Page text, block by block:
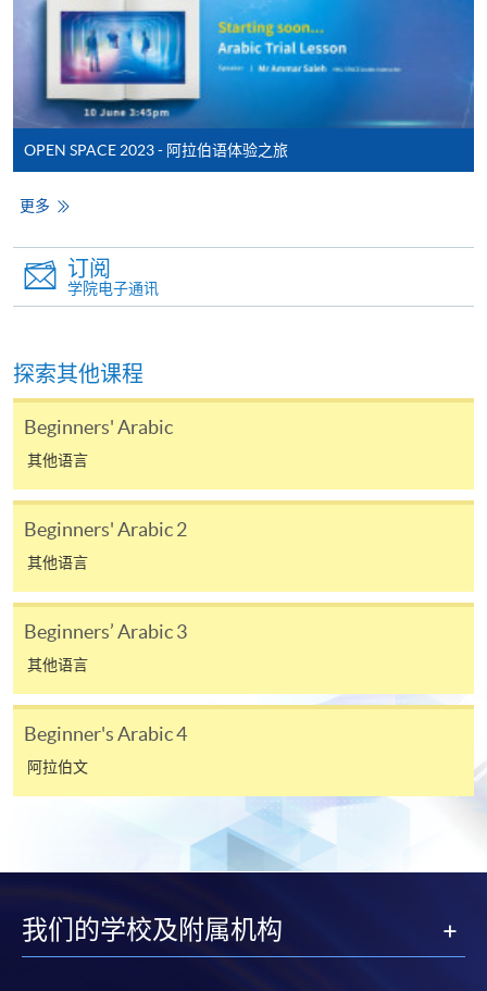
OPEN SPACE 2023 - 阿拉伯语体验之旅
更多
订阅
学院电子通讯
探索其他课程
Beginners' Arabic
其他语言
Beginners' Arabic 2
其他语言
Beginners’ Arabic 3
其他语言
Beginner's Arabic 4
阿拉伯文
我们的学校及附属机构